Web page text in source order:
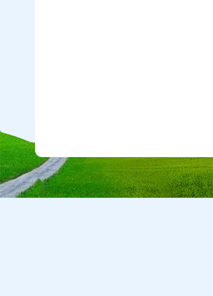
Copyright © 2026 CA Cepreka s.r.o., tel: